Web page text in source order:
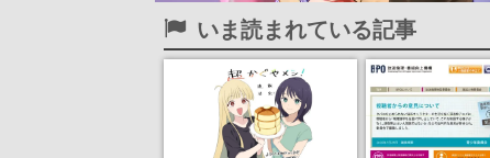
いま読まれている記事